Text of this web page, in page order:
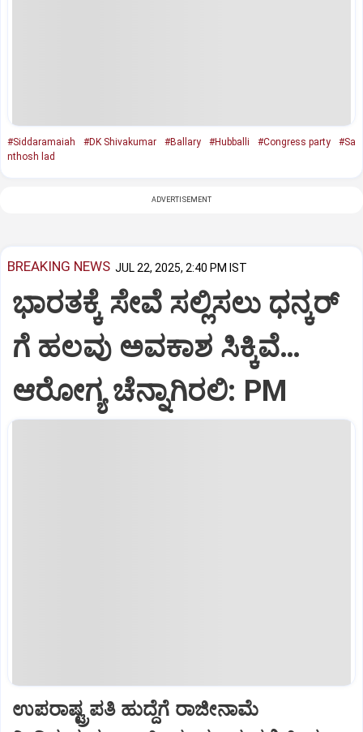
#Siddaramaiah #DK Shivakumar #Ballary #Hubballi #Congress party
#Sa
nthosh lad
ADVERTISEMENT
BREAKING NEWS JUL 22, 2025, 2:40 PM IST
ಭಾರತಕ್ಕೆ ಸೇವೆ ಸಲ್ಲಿಸಲು ಧನ್ಕರ್‌
ಗೆ ಹಲವು ಅವಕಾಶ ಸಿಕ್ಕಿವೆ…
ಆರೋಗ್ಯ ಚೆನ್ನಾಗಿರಲಿ: PM
ಉಪರಾಷ್ಟ್ರಪತಿ ಹುದ್ದೆಗೆ ರಾಜೀನಾಮೆ